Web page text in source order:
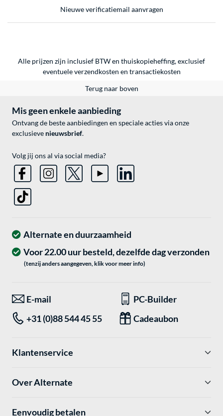
Nieuwe verificatiemail aanvragen
Alle prijzen zijn inclusief BTW en thuiskopieheffing, exclusief
eventueleverzendkosten en transactiekosten
Terug naar boven
Mis geen enkele aanbieding
Ontvang de beste aanbiedingen en speciale acties via onze
exclusieve nieuwsbrief.
Volg jij ons al via social media?
Alternate en duurzaamheid
Voor 22.00 uur besteld, dezelfde dag verzonden
(tenzij anders aangegeven, klik voor meer info)
E-mail
PC-Builder
+31 (0)88 544 45 55
Cadeaubon
Klantenservice
Over Alternate
Eenvoudig betalen